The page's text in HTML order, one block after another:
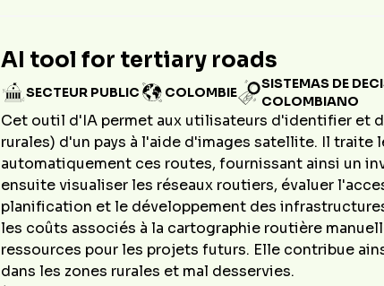
AI tool for tertiary roads
SECTEUR PUBLIC COLOMBIE
SISTEMAS DE
COLOMBIANO
Cet outil d'IA permet aux utilisateurs d'identifier et
rurales) d'un pays à l'aide d'images satellite. Il
automatiquement ces routes, fournissant ainsi un
ensuite visualiser les réseaux routiers, évaluer
planification et le développement des
les coûts associés à la cartographie routière
ressources pour les projets futurs. Elle contribue
dans les zones rurales et mal desservies.